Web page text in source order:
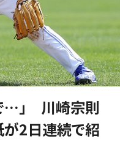
…」 川崎宗則
2日連続で紹